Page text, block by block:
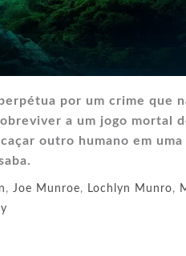
por um crime que
a um jogo mortal
outro humano em uma
, Joe Munroe, Lochlyn Munro,